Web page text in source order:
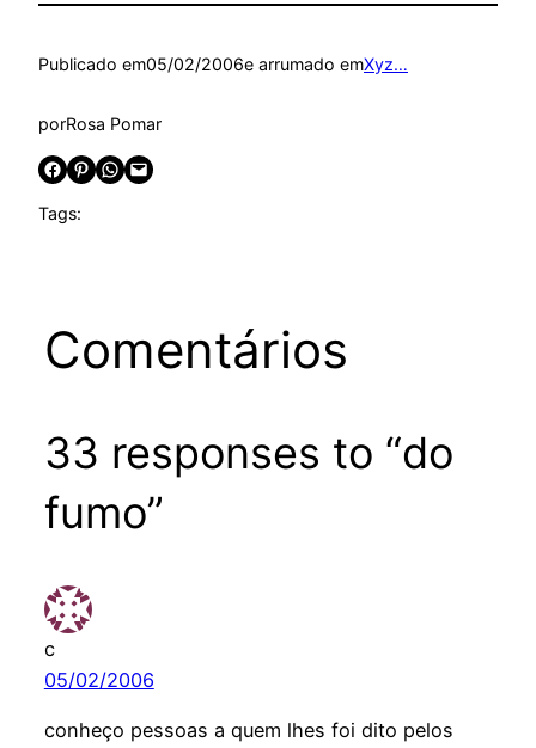
Publicado em05/02/2006e arrumado emXyz…
porRosa Pomar
Share on Facebook Share on Pinterest Share on WhatsApp Email this Page
Tags:
Comentários
33 responses to “do
fumo”
c
05/02/2006
conheço pessoas a quem lhes foi dito pelos